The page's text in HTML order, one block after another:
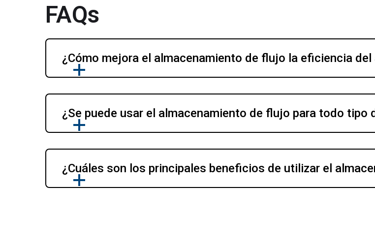
FAQs
¿Cómo mejora el almacenamiento de flujo la eficiencia del
¿Se puede usar el almacenamiento de flujo para todo tipo
¿Cuáles son los principales beneficios de utilizar el